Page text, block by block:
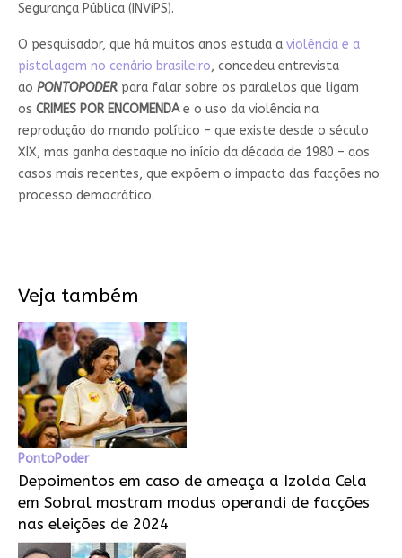
Segurança Pública (INViPS).
O pesquisador, que há muitos anos estuda a violência e a
pistolagem no cenário brasileiro, concedeu entrevista
ao PONTOPODER para falar sobre os paralelos que ligam
os CRIMES POR ENCOMENDAe o uso da violência na
reprodução do mando político – que existe desde o século
XIX, mas ganha destaque no início da década de 1980 – aos
casos mais recentes, que expõem o impacto das facções no
processo democrático.
Veja também
PontoPoder
Depoimentos em caso de ameaça a Izolda Cela
em Sobral mostram modus operandi de facções
nas eleições de 2024